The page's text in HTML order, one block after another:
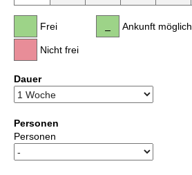
Frei
Nicht frei
Ankunft möglich
Dauer
Personen
Personen